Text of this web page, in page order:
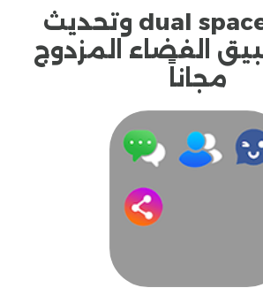
تحميل dual space وتحديث
الفضاء المزدوج
مجاناً